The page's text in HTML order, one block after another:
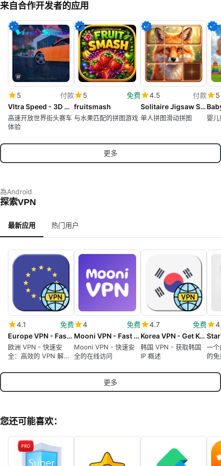
来自合作开发者的应用
5
付款
Vltra Speed - 3D Car Racing
高速开放世界街头赛车
体验
5
免费
fruitsmash
与水果匹配的拼图游戏
4.5
付款
Solitaire Jigsaw Slide Puzzle
单人拼图滑动拼图
5
婴
更多
為Android
探索VPN
最新应用 热门用户
4.1
免费
Europe VPN - Fast Secure
欧洲 VPN - 快速安
全：高效的 VPN 解决
4
免费
Mooni VPN - Fast VPN Proxy
Mooni VPN - 快速安
全的在线访问
4.7
免费
Korea VPN - Get Korean IP
韩国 VPN - 获取韩国
IP 概述
一
的
更多
您还可能喜欢：